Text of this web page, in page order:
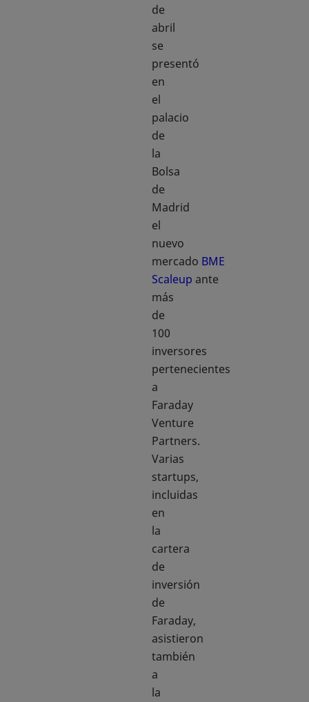
de
abril
se
presentó
en
el
palacio
de
la
Bolsa
de
Madrid
el
nuevo
mercado BME
Scaleup ante
más
de
100
inversores
pertenecientes
a
Faraday
Venture
Partners.
Varias
startups,
incluidas
en
la
cartera
de
inversión
de
Faraday,
asistieron
también
a
la